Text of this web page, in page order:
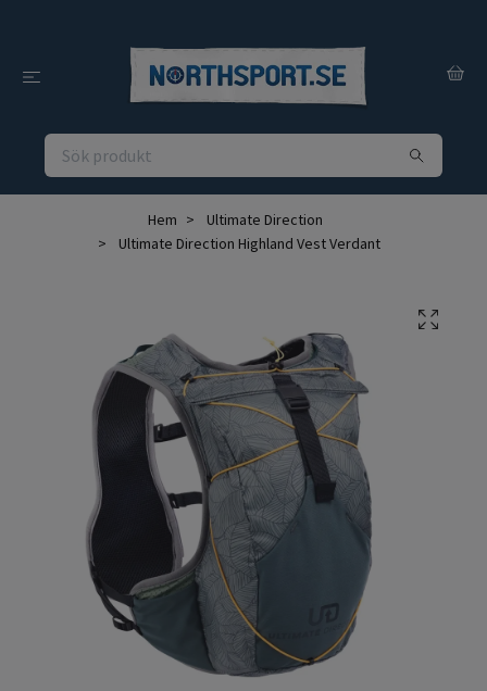
Hem
Ultimate Direction
Ultimate Direction Highland Vest Verdant